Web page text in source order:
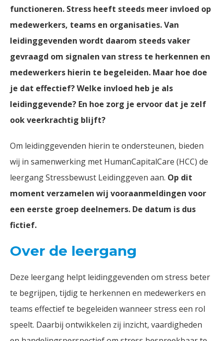
functioneren. Stress heeft steeds meer invloed op
medewerkers, teams en organisaties. Van
leidinggevenden wordt daarom steeds vaker
gevraagd om signalen van stress te herkennen en
medewerkers hierin te begeleiden. Maar hoe doe
je dat effectief? Welke invloed heb je als
leidinggevende? En hoe zorg je ervoor dat je zelf
ook veerkrachtig blijft?
Om leidinggevenden hierin te ondersteunen, bieden
wij in samenwerking met HumanCapitalCare (HCC) de
leergang Stressbewust Leidinggeven aan. Op dit
moment verzamelen wij vooraanmeldingen voor
een eerste groep deelnemers. De datum is dus
fictief.
Over de leergang
Deze leergang helpt leidinggevenden om stress beter
te begrijpen, tijdig te herkennen en medewerkers en
teams effectief te begeleiden wanneer stress een rol
speelt. Daarbij ontwikkelen zij inzicht, vaardigheden